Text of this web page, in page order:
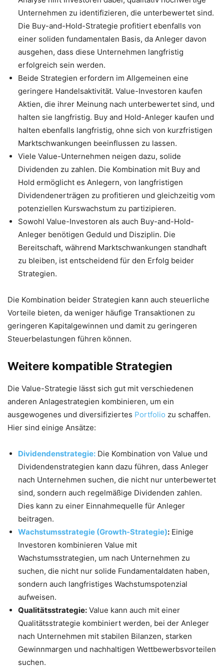
Unternehmen zu identifizieren, die unterbewertet sind.
Die Buy-and-Hold-Strategie profitiert ebenfalls von
einer soliden fundamentalen Basis, da Anleger davon
ausgehen, dass diese Unternehmen langfristig
erfolgreich sein werden.
Beide Strategien erfordern im Allgemeinen eine
geringere Handelsaktivität. Value-Investoren kaufen
Aktien, die ihrer Meinung nach unterbewertet sind, und
halten sie langfristig. Buy and Hold-Anleger kaufen und
halten ebenfalls langfristig, ohne sich von kurzfristigen
Marktschwankungen beeinflussen zu lassen.
Viele Value-Unternehmen neigen dazu, solide
Dividenden zu zahlen. Die Kombination mit Buy and
Hold ermöglicht es Anlegern, von langfristigen
Dividendenerträgen zu profitieren und gleichzeitig vom
potenziellen Kurswachstum zu partizipieren.
Sowohl Value-Investoren als auch Buy-and-Hold-
Anleger benötigen Geduld und Disziplin. Die
Bereitschaft, während Marktschwankungen standhaft
zu bleiben, ist entscheidend für den Erfolg beider
Strategien.
Die Kombination beider Strategien kann auch steuerliche
Vorteile bieten, da weniger häufige Transaktionen zu
geringeren Kapitalgewinnen und damit zu geringeren
Steuerbelastungen führen können.
Weitere kompatible Strategien
Die Value-Strategie lässt sich gut mit verschiedenen
anderen Anlagestrategien kombinieren, um ein
ausgewogenes und diversifiziertes Portfolio zu schaffen.
Hier sind einige Ansätze:
Dividendenstrategie: Die Kombination von Value und
Dividendenstrategien kann dazu führen, dass Anleger
nach Unternehmen suchen, die nicht nur unterbewertet
sind, sondern auch regelmäßige Dividenden zahlen.
Dies kann zu einer Einnahmequelle für Anleger
beitragen.
Wachstumsstrategie (Growth-Strategie): Einige
Investoren kombinieren Value mit
Wachstumsstrategien, um nach Unternehmen zu
suchen, die nicht nur solide Fundamentaldaten haben,
sondern auch langfristiges Wachstumspotenzial
aufweisen.
Qualitätsstrategie: Value kann auch mit einer
Qualitätsstrategie kombiniert werden, bei der Anleger
nach Unternehmen mit stabilen Bilanzen, starken
Gewinnmargen und nachhaltigen Wettbewerbsvorteilen
suchen.